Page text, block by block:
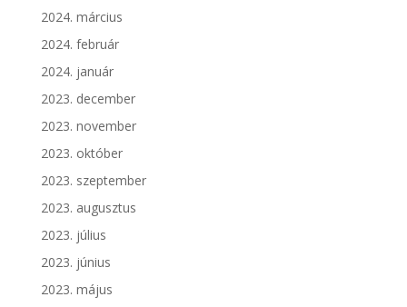
2024. március
2024. február
2024. január
2023. december
2023. november
2023. október
2023. szeptember
2023. augusztus
2023. július
2023. június
2023. május